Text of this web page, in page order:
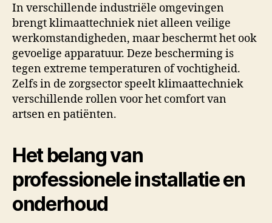
In verschillende industriële omgevingen
brengt klimaattechniek niet alleen veilige
werkomstandigheden, maar beschermt het ook
gevoelige apparatuur. Deze bescherming is
tegen extreme temperaturen of vochtigheid.
Zelfs in de zorgsector speelt klimaattechniek
verschillende rollen voor het comfort van
artsen en patiënten.
Het belang van
professionele installatie en
onderhoud